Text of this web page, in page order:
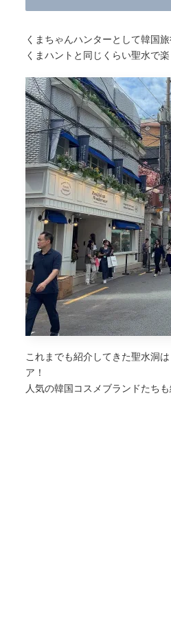
くまちゃんハンターとして韓国旅
くまハントと同じくらい聖水で
これまでも紹介してきた聖水洞
ア！
人気の韓国コスメブランドたち